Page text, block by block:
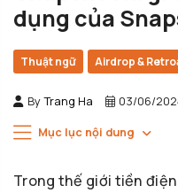
dụng của
Thuật ngữ Airdrop &
By Trang Ha 03/06/
Mục lục nội dung
Trong thế giới tiền